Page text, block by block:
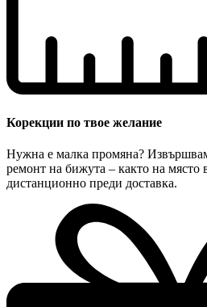
Корекции по твое желание
Нужна е малка промяна?
ремонт на бижута – както на място
дистанционно преди доставка.